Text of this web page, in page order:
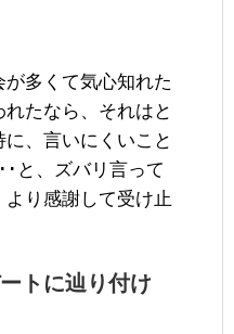
多くて気心知れた
たなら、それはと
、言いにくいこと
･と、ズバリ言って
より感謝して受け止
トに辿り付け